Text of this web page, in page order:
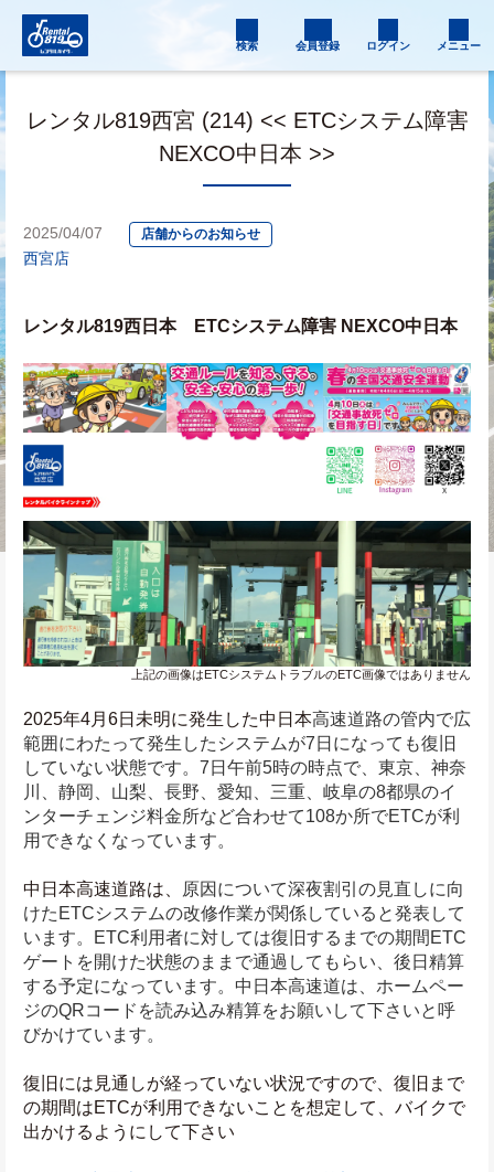
検索 会員登録 ログイン メニュー
レンタル819西宮 (214) << ETCシステム障害
NEXCO中日本 >>
2025/04/07 店舗からのお知らせ
西宮店
レンタル819西日本　ETCシステム障害 NEXCO中日本
上記の画像はETCシステムトラブルのETC画像ではありません
2025年4月6日未明に発生した中日本高速道路の管内で広
範囲にわたって発生したシステムが7日になっても復旧
していない状態です。7日午前5時の時点で、東京、神奈
川、静岡、山梨、長野、愛知、三重、岐阜の8都県のイ
ンターチェンジ料金所など合わせて108か所でETCが利
用できなくなっています。
中日本高速道路は、
原因について深夜割引の見直しに向
けたETCシステムの改修作業が関係していると発表して
います。ETC利用者に対しては復旧するまでの期間ETC
ゲートを開けた状態のままで通過してもらい、後日精算
する予定になっています。中日本高速道は、ホームペー
ジのQRコードを読み込み精算をお願いして下さいと呼
びかけています。
復旧には見通しが経っていない状況ですので、復旧まで
の期間はETCが利用できないことを想定して、バイクで
出かけるようにして下さい